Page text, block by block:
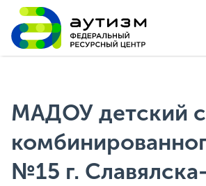
МАДОУ детский
№15 г.